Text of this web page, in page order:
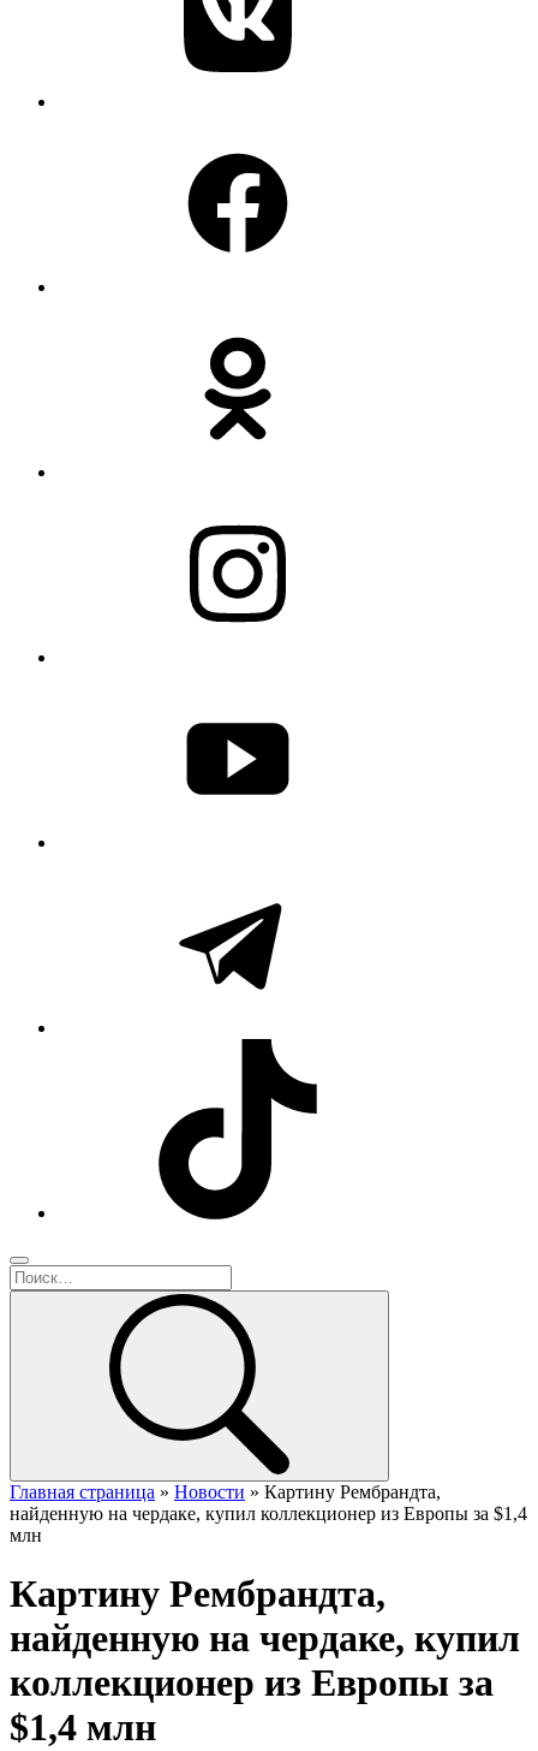
Главная страница » Новости » Картину Рембрандта,
найденную на чердаке, купил коллекционер из Европы за $1,4
млн
Картину Рембрандта,
найденную на чердаке, купил
коллекционер из Европы за
$1,4 млн